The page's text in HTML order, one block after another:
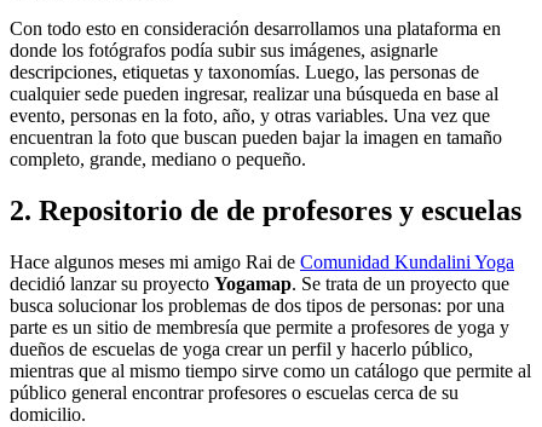
Con todo esto en consideración desarrollamos una plataforma en
donde los fotógrafos podía subir sus imágenes, asignarle
descripciones, etiquetas y taxonomías. Luego, las personas de
cualquier sede pueden ingresar, realizar una búsqueda en base al
evento, personas en la foto, año, y otras variables. Una vez que
encuentran la foto que buscan pueden bajar la imagen en tamaño
completo, grande, mediano o pequeño.
2. Repositorio de de profesores y escuelas
Hace algunos meses mi amigo Rai de Comunidad Kundalini Yoga
decidió lanzar su proyecto Yogamap. Se trata de un proyecto que
busca solucionar los problemas de dos tipos de personas: por una
parte es un sitio de membresía que permite a profesores de yoga y
dueños de escuelas de yoga crear un perfil y hacerlo público,
mientras que al mismo tiempo sirve como un catálogo que permite al
público general encontrar profesores o escuelas cerca de su
domicilio.